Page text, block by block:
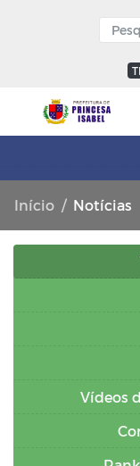
Início Notícias
Vídeos